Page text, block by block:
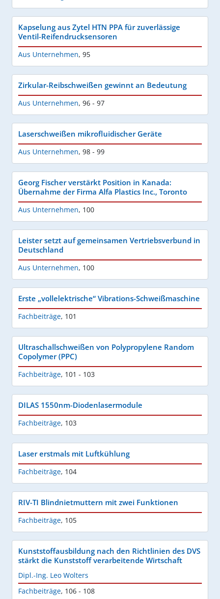
Kapselung aus Zytel HTN PPA für zuverlässige
Ventil-Reifendrucksensoren
Aus Unternehmen, 95
Zirkular-Reibschweißen gewinnt an Bedeutung
Aus Unternehmen, 96 - 97
Laserschweißen mikrofluidischer Geräte
Aus Unternehmen, 98 - 99
Georg Fischer verstärkt Position in Kanada:
Übernahme der Firma Alfa Plastics Inc., Toronto
Aus Unternehmen, 100
Leister setzt auf gemeinsamen Vertriebsverbund in
Deutschland
Aus Unternehmen, 100
Erste „vollelektrische“ Vibrations-Schweißmaschine
Fachbeiträge, 101
Ultraschallschweißen von Polypropylene Random
Copolymer (PPC)
Fachbeiträge, 101 - 103
DILAS 1550nm-Diodenlasermodule
Fachbeiträge, 103
Laser erstmals mit Luftkühlung
Fachbeiträge, 104
RIV-TI Blindnietmuttern mit zwei Funktionen
Fachbeiträge, 105
Kunststoffausbildung nach den Richtlinien des DVS
stärkt die Kunststoff verarbeitende Wirtschaft
Dipl.-Ing. Leo Wolters
Fachbeiträge, 106 - 108